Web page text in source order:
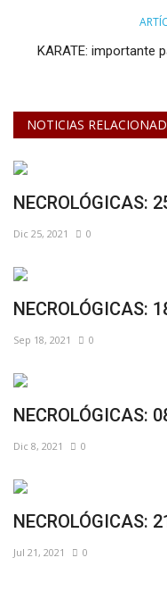
KARATE: importante
NOTICIAS
NECROLÓGICAS:
Dic 25, 2021 0
NECROLÓGICAS:
Sep 18, 2021 0
NECROLÓGICAS:
Dic 8, 2021 0
NECROLÓGICAS:
Jul 21, 2021 0